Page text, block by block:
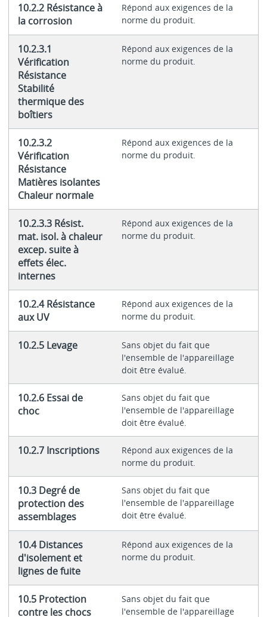
10.2.2 Résistance à
la corrosion
Répond aux exigences de la
norme du produit.
10.2.3.1
Vérification
Résistance
Stabilité
thermique des
boîtiers
Répond aux exigences de la
norme du produit.
10.2.3.2
Vérification
Résistance
Matières isolantes
Chaleur normale
Répond aux exigences de la
norme du produit.
10.2.3.3 Résist.
mat. isol. à chaleur
excep. suite à
effets élec.
internes
Répond aux exigences de la
norme du produit.
10.2.4 Résistance
aux UV
Répond aux exigences de la
norme du produit.
10.2.5 Levage
Sans objet du fait que
l'ensemble de l'appareillage
doit être évalué.
10.2.6 Essai de
choc
Sans objet du fait que
l'ensemble de l'appareillage
doit être évalué.
10.2.7 Inscriptions
Répond aux exigences de la
norme du produit.
10.3 Degré de
protection des
assemblages
Sans objet du fait que
l'ensemble de l'appareillage
doit être évalué.
10.4 Distances
d'isolement et
lignes de fuite
Répond aux exigences de la
norme du produit.
10.5 Protection
contre les chocs
Sans objet du fait que
l'ensemble de l'appareillage